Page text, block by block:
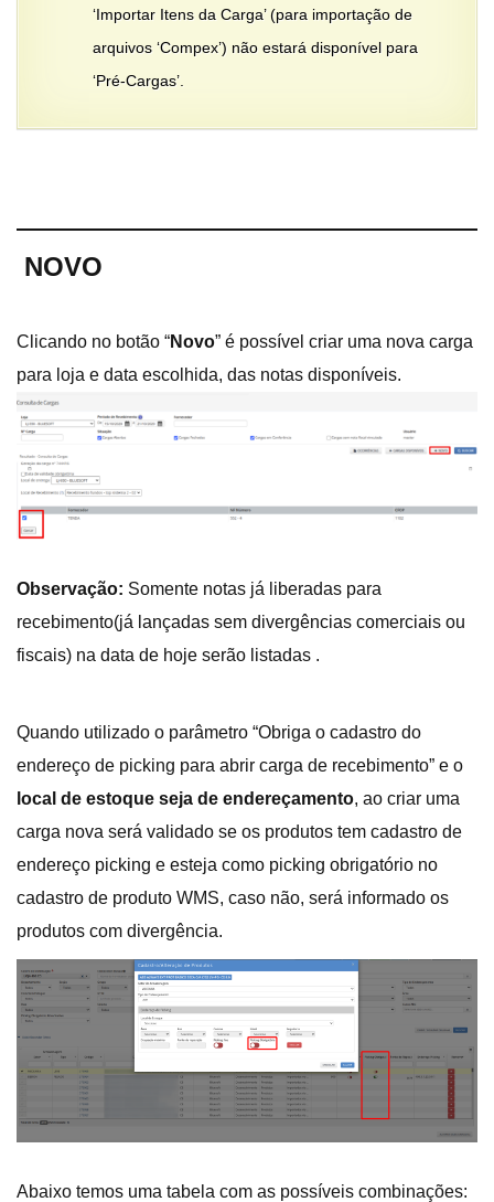
‘Importar Itens da Carga’ (para importação de
arquivos ‘Compex’) não estará disponível para
‘Pré-Cargas’.
NOVO
Clicando no botão “Novo” é possível criar uma nova carga
para loja e data escolhida, das notas disponíveis.
Observação: Somente notas já liberadas para
recebimento(já lançadas sem divergências comerciais ou
fiscais) na data de hoje serão listadas .
Quando utilizado o parâmetro “Obriga o cadastro do
endereço de picking para abrir carga de recebimento” e o
local de estoque seja de endereçamento, ao criar uma
carga nova será validado se os produtos tem cadastro de
endereço picking e esteja como picking obrigatório no
cadastro de produto WMS, caso não, será informado os
produtos com divergência.
Abaixo temos uma tabela com as possíveis combinações: